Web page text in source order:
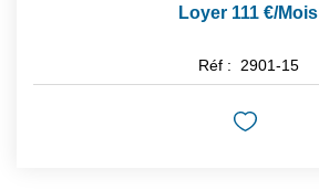
Loyer 111 €/mois
Réf : 2901-15